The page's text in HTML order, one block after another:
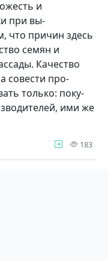
и
при вы­
что причин здесь
семян и
Качест­во
совести про­
только: поку­
ими же
183